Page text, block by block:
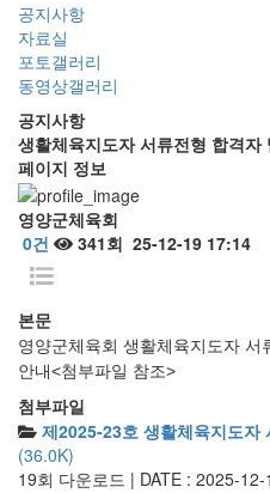
공지사항
자료실
포토갤러리
동영상갤러리
공지사항
생활체육지도자 서류전형 합격자
페이지 정보
영양군체육회
0건
341회 25-12-19 17:14
본문
영양군체육회 생활체육지도자 서
안내<첨부파일 참조>
첨부파일
제2025-23호 생활체육지도자
(36.0K)
19회 다운로드 | DATE : 2025-